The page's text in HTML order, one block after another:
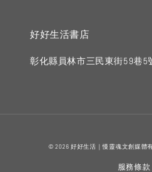
好好生活書店
彰化縣員林市三民東街59巷5
© 2026 好好生活｜慢靈魂文創媒體
服務條款